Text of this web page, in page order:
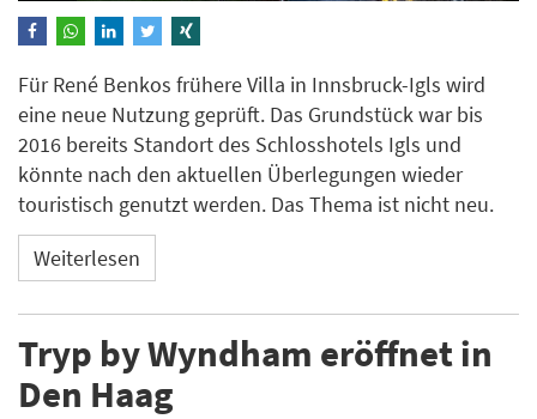
Für René Benkos frühere Villa in Innsbruck-Igls wird
eine neue Nutzung geprüft. Das Grundstück war bis
2016 bereits Standort des Schlosshotels Igls und
könnte nach den aktuellen Überlegungen wieder
touristisch genutzt werden. Das Thema ist nicht neu.
Weiterlesen
Tryp by Wyndham eröffnet in
Den Haag